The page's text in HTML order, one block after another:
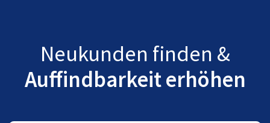
Neukunden finden &
Auffindbarkeit erhöhen